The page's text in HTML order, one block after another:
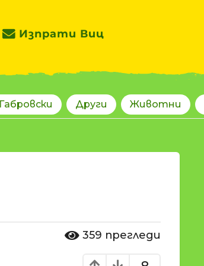
Изпрати Виц
Габровски Други Животни
359 прегледи